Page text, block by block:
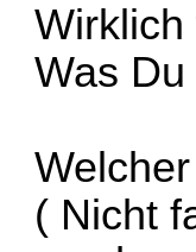
Was
( Nicht